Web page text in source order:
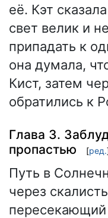
её. Кэт
свет велик и
припадать к
она думала,
Кист, затем
обратились к
Глава 3.
пропастью
[ред.
Путь в
через
пересекающий